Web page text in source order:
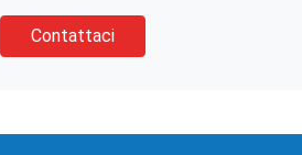
Contattaci